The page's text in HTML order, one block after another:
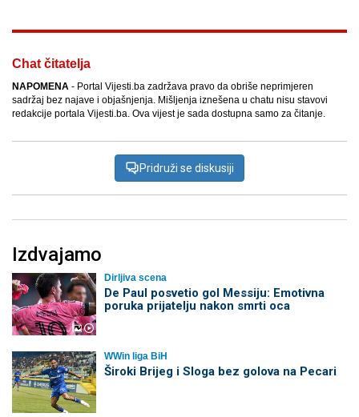
Chat čitatelja
NAPOMENA - Portal Vijesti.ba zadržava pravo da obriše neprimjeren
sadržaj bez najave i objašnjenja. Mišljenja iznešena u chatu nisu stavovi
redakcije portala Vijesti.ba. Ova vijest je sada dostupna samo za čitanje.
Pridruži se diskusiji
Izdvajamo
Dirljiva scena
De Paul posvetio gol Messiju: Emotivna
poruka prijatelju nakon smrti oca
WWin liga BiH
Široki Brijeg i Sloga bez golova na Pecari